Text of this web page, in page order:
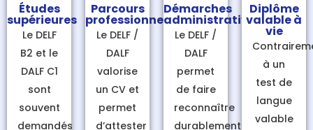
Études
supérieures
Le DELF
B2 et le
DALF C1
sont
souvent
demandés
Parcours
professionnel
Le DELF /
DALF
valorise
un CV et
permet
d’attester
Démarches
administratives
Le DELF /
DALF
permet
de faire
reconnaître
durablement
Diplôme
valable à
vie
à un
test de
langue
valable